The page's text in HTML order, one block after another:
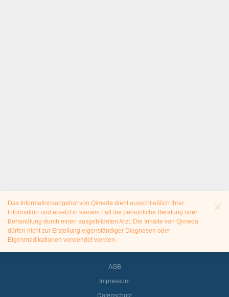
Das Informationsangebot von Qimeda dient ausschließlich Ihrer
Information und ersetzt in keinem Fall die persönliche Beratung oder
Behandlung durch einen ausgebildeten Arzt. Die Inhalte von Qimeda
dürfen nicht zur Erstellung eigenständiger Diagnosen oder
Eigenmedikationen verwendet werden.
AGB
Impressum